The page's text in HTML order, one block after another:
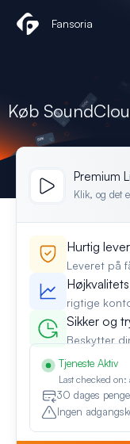
Fansoria
Køb
Premium
Klik, og det
Hurtig
Leveret på
rigtige
Sikker og
Beskytter
Tjeneste Aktiv
Last checked
30 dages
Ingen